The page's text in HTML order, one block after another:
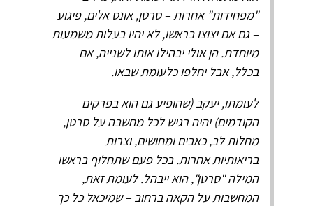
"מפחידות" אחרות – סרטן, אונס אלים, פיגוע
– גם אם יצוצו בראשו, לא יהיו בעלות משמעות
מיוחדת. הן אולי יבהילו אותו לשנייה, אם
בכלל, אבל יחלפו כלעומת שבאו.
לעומתו, יעקב (שהופיע גם הוא בפרקים
הקודמים) יהיה רגיש לכל מחשבה על סרטן,
מחלות לב, כאבים ומחושים, וצרות
בריאותיות אחרות. בכל פעם שתחלוף בראשו
המילה "סרטן", הוא ייבהל. לעומת זאת,
המחשבות על הקאה ברחוב – שמיכאל כל כך